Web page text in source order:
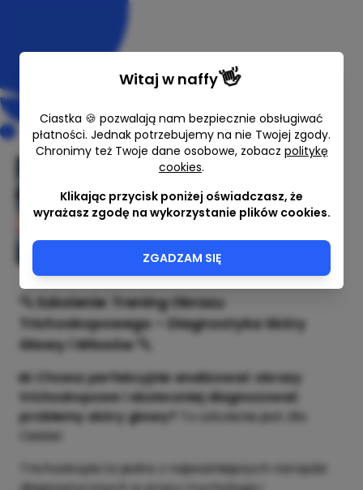
Przestań patrzeć. Naucz się
obrazowej w praktyce.
1590,00 zł
🔍
Szkolenie: Trening Obrazu
Trichoskopowego – Diagnostyka Skóry
Głowy i Włosów 🔍
📸
Chcesz perfekcyjnie analizować obrazy
trichoskopowe i skuteczniej diagnozować
problemy skóry głowy?
To szkolenie jest dla
Ciebie!
Trichoskopia to jedno z najważniejszych narzędzi
Witaj w naffy 👋
Ciastka 🍪 pozwalają nam bezpiecznie obsługiwać
płatności. Jednak potrzebujemy na nie Twojej zgody.
Chronimy też Twoje dane osobowe, zobacz politykę
cookies.
Klikając przycisk poniżej oświadczasz, że
wyrażasz zgodę na wykorzystanie plików cookies.
ZGADZAM SIĘ